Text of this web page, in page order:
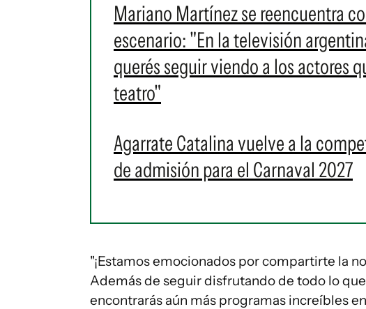
Mariano Martínez se reencuentra
escenario: "En la televisión
querés seguir viendo a los actores
teatro"
Agarrate Catalina vuelve a la
de admisión para el Carnaval 2027
"¡Estamos emocionados por compartirte la
Además de seguir disfrutando de todo lo
encontrarás aún más programas increíbles